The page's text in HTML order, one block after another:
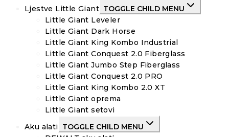
Ljestve Little Giant TOGGLE CHILD MENU
Little Giant Leveler
Little Giant Dark Horse
Little Giant King Kombo Industrial
Little Giant Conquest 2.0 Fiberglass
Little Giant Jumbo Step Fiberglass
Little Giant Conquest 2.0 PRO
Little Giant King Kombo 2.0 XT
Little Giant oprema
Little Giant setovi
Aku alati TOGGLE CHILD MENU